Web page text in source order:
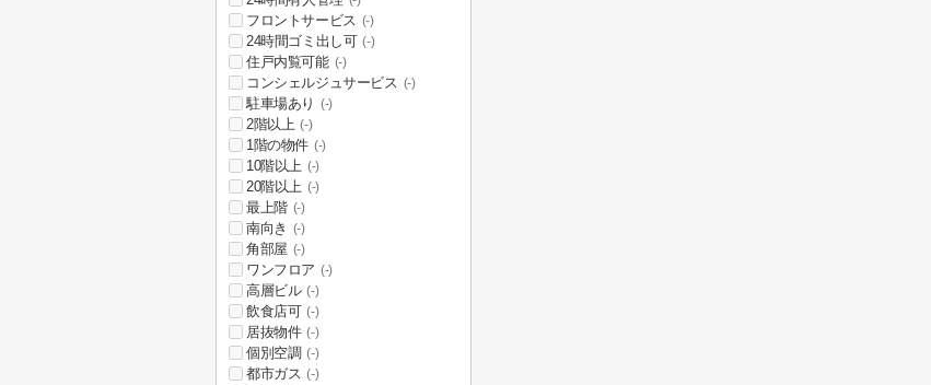
フロントサービス (-)
24時間ゴミ出し可 (-)
住戸内覧可能 (-)
コンシェルジュサービス (-)
駐車場あり (-)
2階以上 (-)
1階の物件 (-)
10階以上 (-)
20階以上 (-)
最上階 (-)
南向き (-)
角部屋 (-)
ワンフロア (-)
高層ビル (-)
飲食店可 (-)
居抜物件 (-)
個別空調 (-)
都市ガス (-)